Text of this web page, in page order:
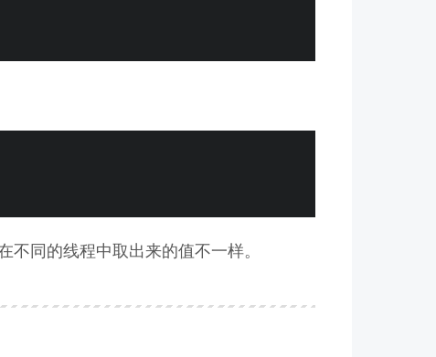
不同的线程中取出来的值不一样。